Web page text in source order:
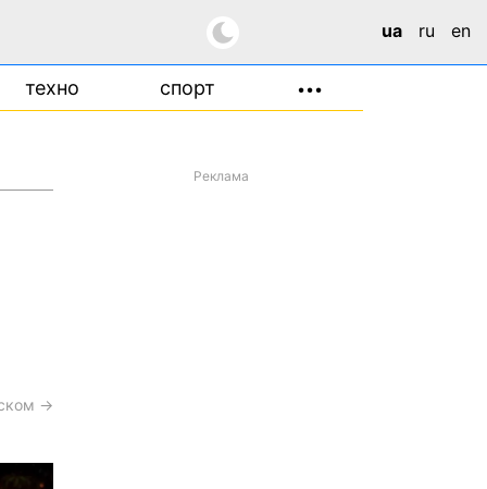
ua ru en
техно спорт •••
→
Реклама